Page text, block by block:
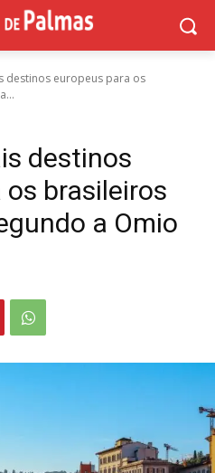
destinos europeus para os
destinos
brasileiros
a Omio